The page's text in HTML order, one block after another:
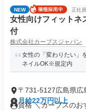
NEW 正社員
女性向けフィットネ
付
株式会社カーブスジャパン
女性の「変わりたい」
ネイルOK※規定内
〒731-5127広島県広
月給22万円以上
資格 ＼カーブスのお